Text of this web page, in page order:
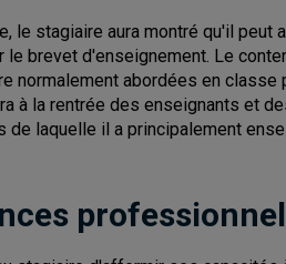
le stagiaire aura montré qu'il
le brevet d'enseignement. Le
normalement abordées en
à la rentrée des enseignants et
de laquelle il a principalement